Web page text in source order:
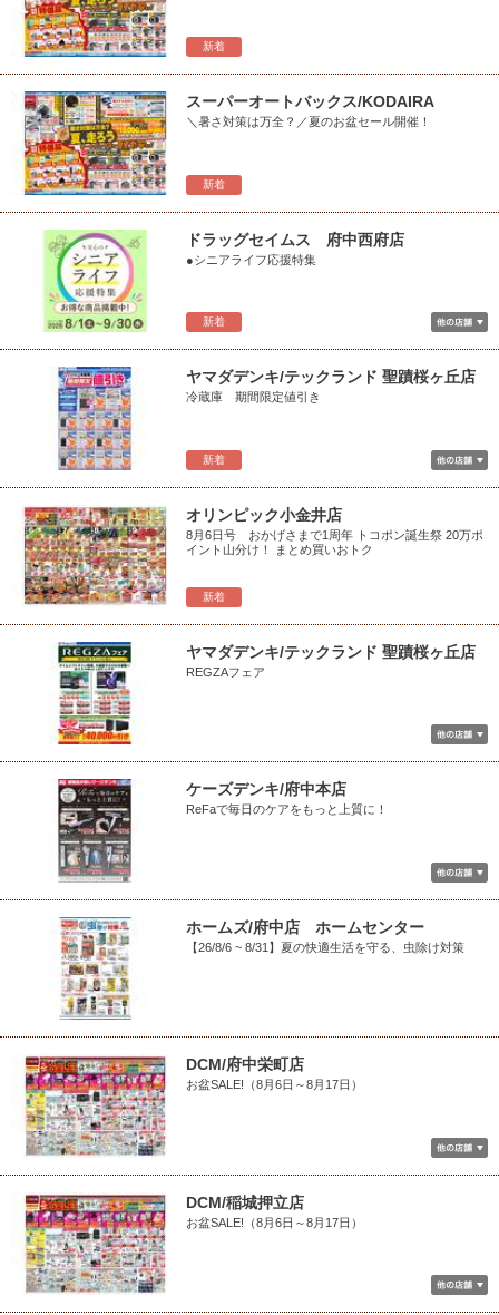
新着
新着
スーパーオートバックス/KODAIRA
＼暑さ対策は万全？／夏のお盆セール開催！
新着
ドラッグセイムス 府中西府店
●シニアライフ応援特集
新着
ヤマダデンキ/テックランド 聖蹟桜ヶ丘店
冷蔵庫 期間限定値引き
新着
オリンピック小金井店
8月6日号 おかげさまで1周年 トコポン誕生祭 20万ポ
イント山分け！ まとめ買いおトク
ヤマダデンキ/テックランド 聖蹟桜ヶ丘店
REGZAフェア
ケーズデンキ/府中本店
ReFaで毎日のケアをもっと上質に！
ホームズ/府中店 ホームセンター
【26/8/6 ~ 8/31】夏の快適生活を守る、虫除け対策
DCM/府中栄町店
お盆SALE!（8月6日～8月17日）
DCM/稲城押立店
お盆SALE!（8月6日～8月17日）